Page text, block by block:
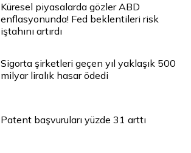
Küresel piyasalarda gözler ABD
enflasyonunda! Fed beklentileri risk
iştahını artırdı
Sigorta şirketleri geçen yıl yaklaşık 500
milyar liralık hasar ödedi
Patent başvuruları yüzde 31 arttı